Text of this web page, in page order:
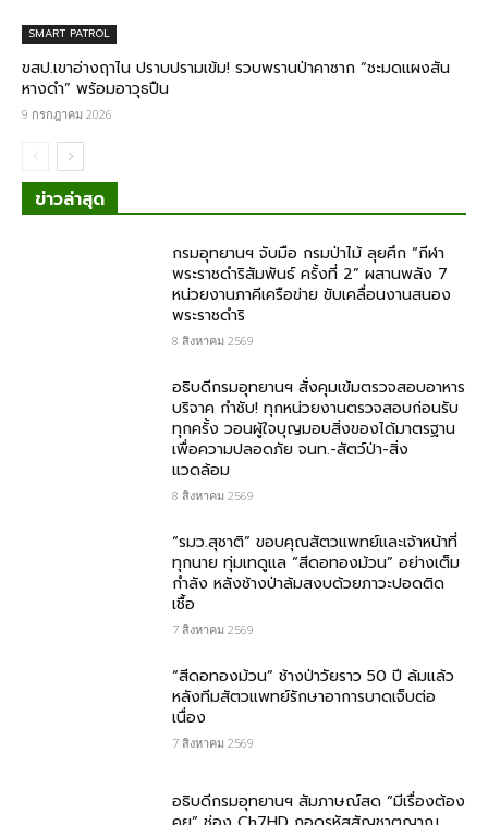
SMART PATROL
ขสป.เขาอ่างฤาไน ปราบปรามเข้ม! รวบพรานป่าคาซาก “ชะมดแผงสัน
หางดำ” พร้อมอาวุธปืน
9 กรกฎาคม 2026
ข่าวล่าสุด
กรมอุทยานฯ จับมือ กรมป่าไม้ ลุยศึก “กีฬา
พระราชดำริสัมพันธ์ ครั้งที่ 2” ผสานพลัง 7
หน่วยงานภาคีเครือข่าย ขับเคลื่อนงานสนอง
พระราชดำริ
8 สิงหาคม 2569
อธิบดีกรมอุทยานฯ สั่งคุมเข้มตรวจสอบอาหาร
บริจาค​ กำชับ! ทุกหน่วยงานตรวจสอบก่อนรับ
ทุกครั้ง วอนผู้ใจบุญมอบสิ่งของได้มาตรฐาน
เพื่อความปลอดภัย​ จนท.-สัตว์ป่า-สิ่ง
แวดล้อม
8 สิงหาคม 2569
“รมว.สุชาติ” ขอบคุณสัตวแพทย์และเจ้าหน้าที่
ทุกนาย ทุ่มเทดูแล “สีดอทองม้วน” อย่างเต็ม
กำลัง หลังช้างป่าล้มสงบด้วยภาวะปอดติด
เชื้อ
7 สิงหาคม 2569
“สีดอทองม้วน” ช้างป่าวัยราว 50 ปี ล้มแล้ว
หลังทีมสัตวแพทย์รักษาอาการบาดเจ็บต่อ
เนื่อง
7 สิงหาคม 2569
อธิบดีกรมอุทยานฯ สัมภาษณ์สด “มีเรื่องต้อง